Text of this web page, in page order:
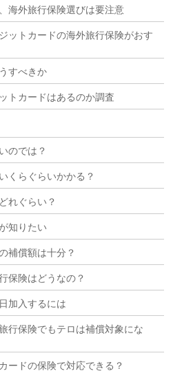
海外旅行保険選びは要注意
ットカードの海外旅行保険がおす
すべきか
トカードはあるのか調査
のでは？
くらぐらいかかる？
れぐらい？
知りたい
補償額は十分？
保険はどうなの？
加入するには
行保険でもテロは補償対象にな
ードの保険で対応できる？